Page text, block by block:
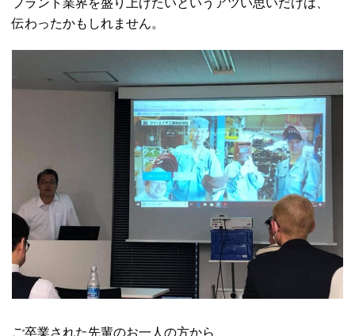
プラント業界を盛り上げたいというアツい思いだけは、
伝わったかもしれません。
ご卒業された先輩のお一人の方から、